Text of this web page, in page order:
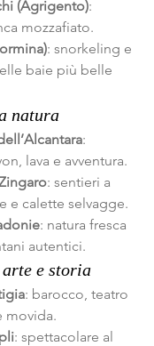
(Agrigento):
mozzafiato.
: snorkeling e
baie più belle
natura
:
lava e avventura.
: sentieri a
e calette selvagge.
: natura fresca
autentici.
e storia
: barocco, teatro
movida.
: spettacolare al